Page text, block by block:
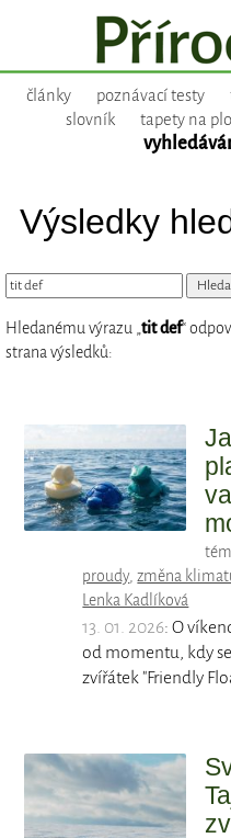
články poznávací testy
slovník
tapety na
Výsledky
Hledanému výrazu „tit def“
strana výsledků:
proudy,změna
Lenka Kadlíková
13. 01. 2026: O
od momentu, kdy
zvířátek "Friendly